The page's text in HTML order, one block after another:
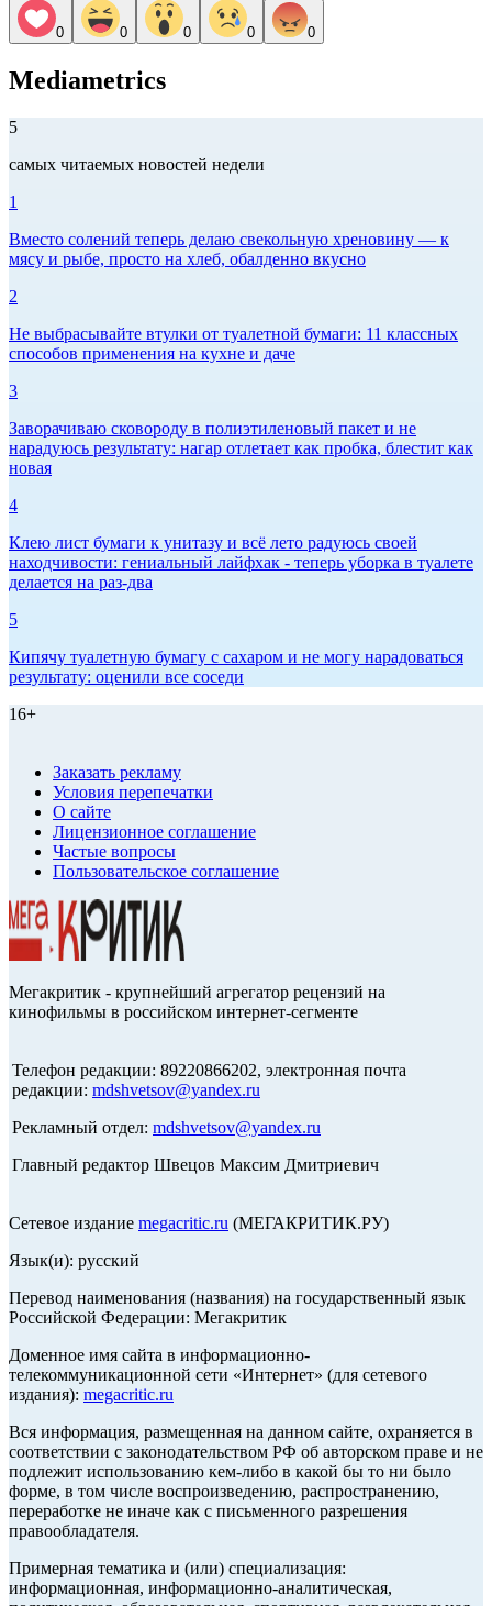
0 0 0 0 0
Mediametrics
5
самых читаемых новостей недели
1
Вместо солений теперь делаю свекольную хреновину — к
мясу и рыбе, просто на хлеб, обалденно вкусно
2
Не выбрасывайте втулки от туалетной бумаги: 11 классных
способов применения на кухне и даче
3
Заворачиваю сковороду в полиэтиленовый пакет и не
нарадуюсь результату: нагар отлетает как пробка, блестит как
новая
4
Клею лист бумаги к унитазу и всё лето радуюсь своей
находчивости: гениальный лайфхак - теперь уборка в туалете
делается на раз-два
5
Кипячу туалетную бумагу с сахаром и не могу нарадоваться
результату: оценили все соседи
16+
Заказать рекламу
Условия перепечатки
О сайте
Лицензионное соглашение
Частые вопросы
Пользовательское соглашение
Мегакритик - крупнейший агрегатор рецензий на
кинофильмы в российском интернет-сегменте
Телефон редакции: 89220866202, электронная почта
редакции: mdshvetsov@yandex.ru
Рекламный отдел: mdshvetsov@yandex.ru
Главный редактор Швецов Максим Дмитриевич
Сетевое издание megacritic.ru (МЕГАКРИТИК.РУ)
Язык(и): русский
Перевод наименования (названия) на государственный язык
Российской Федерации: Мегакритик
Доменное имя сайта в информационно-
телекоммуникационной сети «Интернет» (для сетевого
издания): megacritic.ru
Вся информация, размещенная на данном сайте, охраняется в
соответствии с законодательством РФ об авторском праве и не
подлежит использованию кем-либо в какой бы то ни было
форме, в том числе воспроизведению, распространению,
переработке не иначе как с письменного разрешения
правообладателя.
Примерная тематика и (или) специализация:
информационная, информационно-аналитическая,